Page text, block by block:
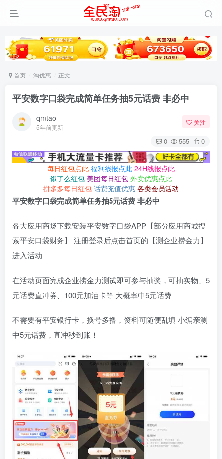
首页 淘优惠 正文
平安数字口袋完成简单任务抽5元话费 非必中
qmtao
5年前更新
关注
0 555 0
每日红包点此 福利线报点此 24H线报点此
饿了么红包 美团每日红包 外卖优惠点此
拼多多每日红包 话费充值优惠 各类会员活动
平安数字口袋完成简单任务抽5元话费 非必中
各大应用商场下载安装平安数字口袋APP【部分应用商城搜
索平安口袋财务】 注册登录后点击首页的【测企业捞金力】
进入活动
在活动页面完成企业捞金力测试即可参与抽奖，可抽实物、5
元话费直冲券、100元加油卡等 大概率中5元话费
不需要有平安银行卡，换号多撸，资料可随便乱填 小编亲测
中5元话费，直冲秒到账！